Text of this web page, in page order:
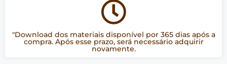
"Download dos materiais disponível por 365 dias após a
compra. Após esse prazo, será necessário adquirir
novamente.